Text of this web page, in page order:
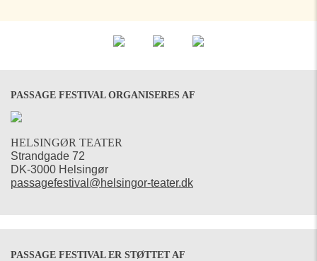
PASSAGE FESTIVAL ORGANISERES AF
HELSINGØR TEATER
Strandgade 72
DK-3000 Helsingør
passagefestival@helsingor-teater.dk
PASSAGE FESTIVAL ER STØTTET AF